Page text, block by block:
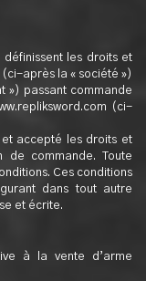
définissent les droits et
après la « société »)
») passant commande
(ci-
accepté les droits et
de commande. Toute
Ces conditions
dans tout autre
et écrite.
à la vente d’arme